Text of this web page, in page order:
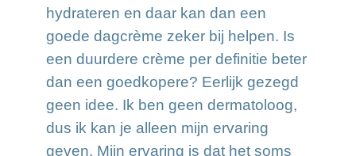
hydrateren en daar kan dan een
goede dagcrème zeker bij helpen. Is
een duurdere crème per definitie beter
dan een goedkopere? Eerlijk gezegd
geen idee. Ik ben geen dermatoloog,
dus ik kan je alleen mijn ervaring
geven. Mijn ervaring is dat het soms